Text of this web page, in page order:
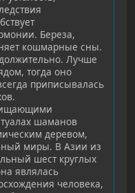
Береза,
кошмарные сны.
Лучше
тогда оно
приписывалась
шаманов
деревом,
миры. В Азии из
шест круглых
являлась
человека,